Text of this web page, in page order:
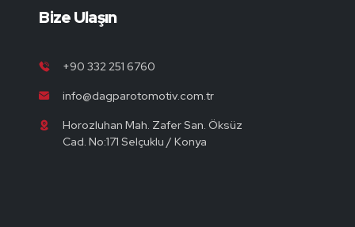
Bize Ulaşın
+90 332 251 6760
info@dagparotomotiv.com.tr
Horozluhan Mah. Zafer San. Öksüz
Cad. No:171 Selçuklu / Konya